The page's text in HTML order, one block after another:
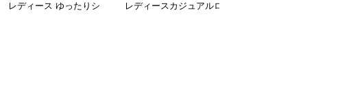
レディース ゆったりシ
レディースカジュアルロ